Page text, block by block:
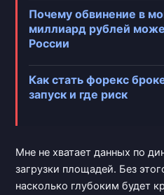
Почему обвинение в
миллиард рублей
России
Как стать форекс
запуск и где риск
Мне не хватает данных по
загрузки площадей. Без
насколько глубоким будет